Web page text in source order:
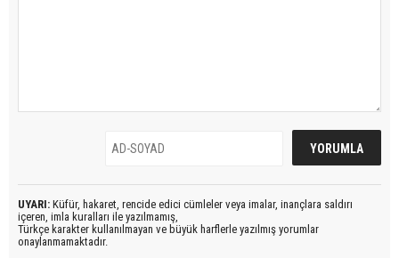
UYARI: Küfür, hakaret, rencide edici cümleler veya imalar, inançlara saldırı
içeren, imla kuralları ile yazılmamış,
Türkçe karakter kullanılmayan ve büyük harflerle yazılmış yorumlar
onaylanmamaktadır.